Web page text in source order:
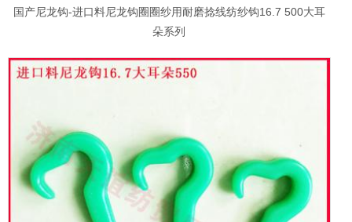
国产尼龙钩-进口料尼龙钩圈圈纱用耐磨捻线纺纱钩16.7 500大耳
朵系列